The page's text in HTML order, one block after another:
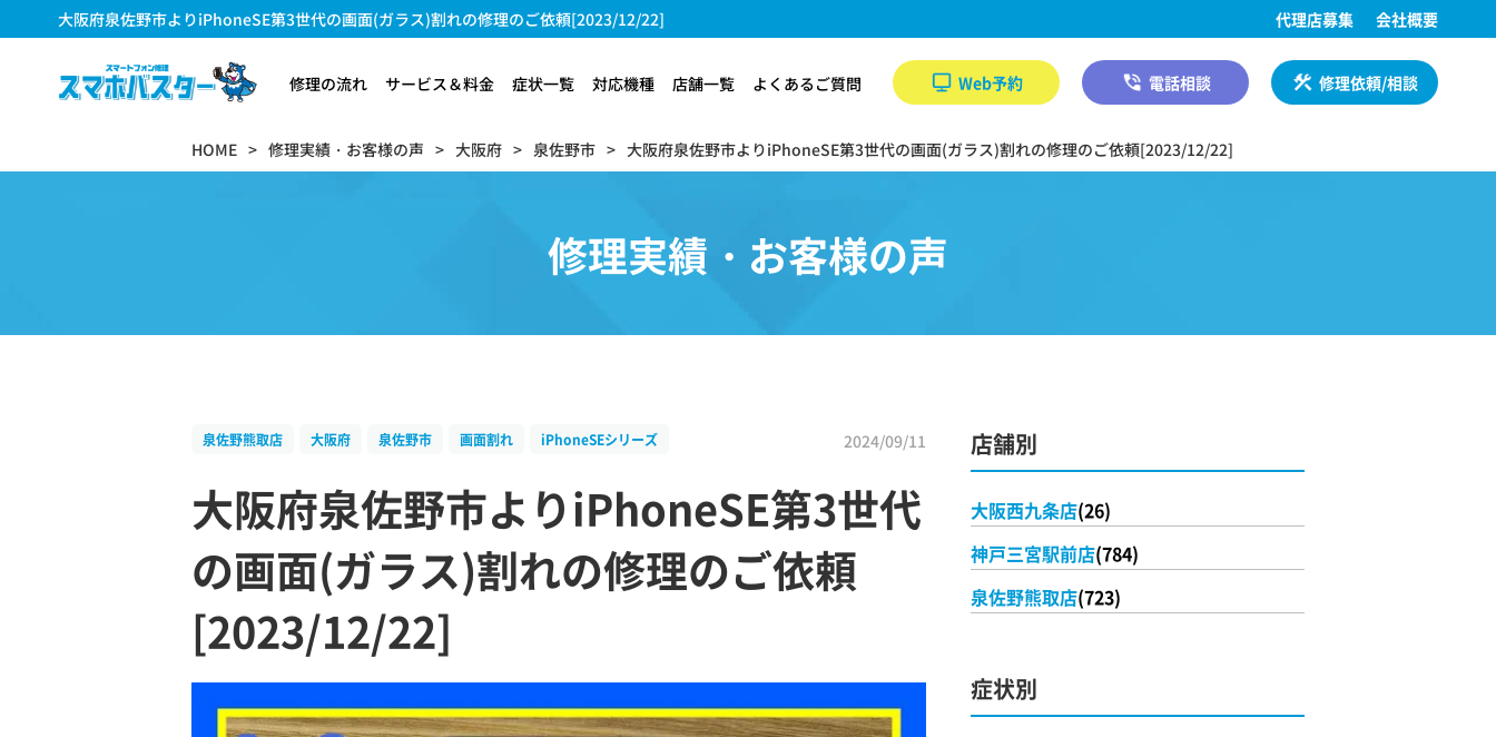
大阪府泉佐野市よりiPhoneSE第3世代の画面(ガラス)割れの修理のご依頼[2023/12/22] 代理店募集 会社概要
修理の流れ サービス＆料金 症状一覧 対応機種 店舗一覧 よくあるご質問 Web予約 電話相談 修理依頼/相談
HOME 修理実績・お客様の声 大阪府 泉佐野市 大阪府泉佐野市よりiPhoneSE第3世代の画面(ガラス)割れの修理のご依頼[2023/12/22]
修理実績・お客様の声
泉佐野熊取店 大阪府 泉佐野市 画面割れ iPhoneSEシリーズ 2024/09/11
大阪府泉佐野市よりiPhoneSE第3世代
の画面(ガラス)割れの修理のご依頼
[2023/12/22]
店舗別
大阪西九条店(26)
神戸三宮駅前店(784)
泉佐野熊取店(723)
症状別